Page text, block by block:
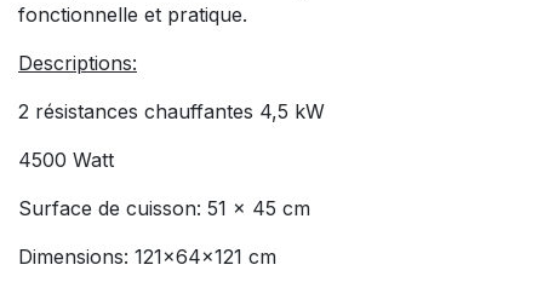
fonctionnelle et pratique.
Descriptions:
2 résistances chauffantes 4,5 kW
4500 Watt
Surface de cuisson: 51 x 45 cm
Dimensions: 121x64x121 cm